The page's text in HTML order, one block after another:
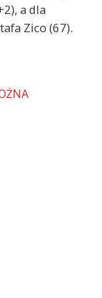
a dla
Zico (67).